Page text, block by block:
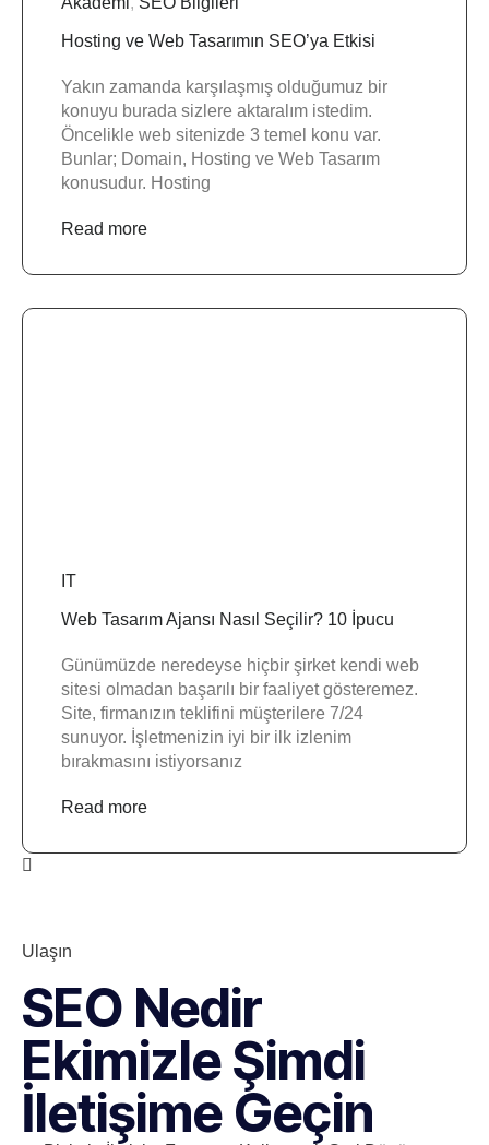
Hosting ve Web Tasarımın SEO’ya Etkisi
Yakın zamanda karşılaşmış olduğumuz bir
konuyu burada sizlere aktaralım istedim.
Öncelikle web sitenizde 3 temel konu var.
Bunlar; Domain, Hosting ve Web Tasarım
konusudur. Hosting
Read more
IT
Web Tasarım Ajansı Nasıl Seçilir? 10 İpucu
Günümüzde neredeyse hiçbir şirket kendi web
sitesi olmadan başarılı bir faaliyet gösteremez.
Site, firmanızın teklifini müşterilere 7/24
sunuyor. İşletmenizin iyi bir ilk izlenim
bırakmasını istiyorsanız
Read more
Ulaşın
SEO Nedir
Ekimizle Şimdi
İletişime Geçin